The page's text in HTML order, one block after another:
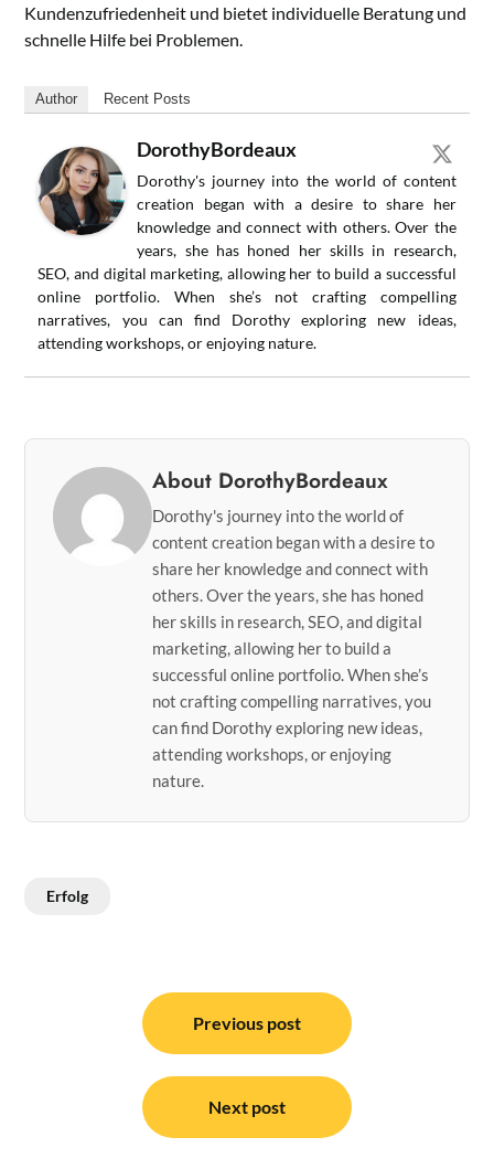
Kundenzufriedenheit und bietet individuelle Beratung und
schnelle Hilfe bei Problemen.
Author Recent Posts
DorothyBordeaux
Dorothy's journey into the world of content
creation began with a desire to share her
knowledge and connect with others. Over the
years, she has honed her skills in research,
SEO, and digital marketing, allowing her to build a successful
online portfolio. When she’s not crafting compelling
narratives, you can find Dorothy exploring new ideas,
attending workshops, or enjoying nature.
About DorothyBordeaux
Dorothy's journey into the world of
content creation began with a desire to
share her knowledge and connect with
others. Over the years, she has honed
her skills in research, SEO, and digital
marketing, allowing her to build a
successful online portfolio. When she’s
not crafting compelling narratives, you
can find Dorothy exploring new ideas,
attending workshops, or enjoying
nature.
Erfolg
navigation
Previous post
Next post